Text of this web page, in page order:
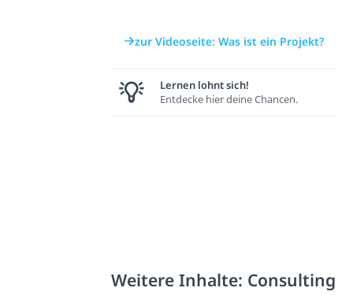
zur Videoseite: Was ist ein Projekt?
Lernen lohnt sich!
Entdecke hier deine Chancen.
Weitere Inhalte: Consulting